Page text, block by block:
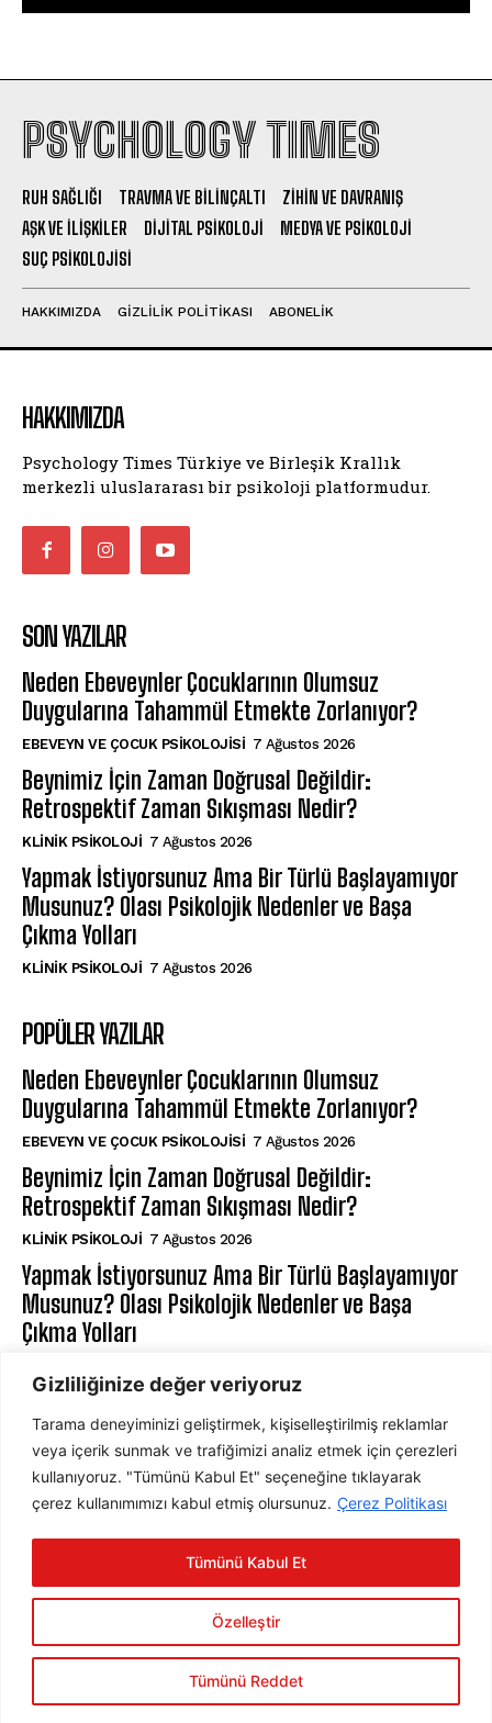
Gizliliğinize değer veriyoruz
Tarama deneyiminizi geliştirmek, kişiselleştirilmiş reklamlar
veya içerik sunmak ve trafiğimizi analiz etmek için çerezleri
kullanıyoruz. "Tümünü Kabul Et" seçeneğine tıklayarak
çerez kullanımımızı kabul etmiş olursunuz. Çerez Politikası
Özelleştir
Tümünü Reddet
Tümünü Kabul Et
PSYCHOLOGY TIMES
RUH SAĞLIĞI TRAVMA VE BILINÇALTI
ZIHIN VE DAVRANIŞ
AŞK VE İLIŞKILER
DIJITAL PSIKOLOJI
MEDYA VE PSIKOLOJI
SUÇ PSIKOLOJISI
HAKKIMIZDA GIZLILIK POLITIKASI ABONELIK
HAKKIMIZDA
Psychology Times Türkiye ve Birleşik Krallık
merkezli uluslararası bir psikoloji platformudur.
SON YAZILAR
Neden Ebeveynler Çocuklarının Olumsuz
Duygularına Tahammül Etmekte Zorlanıyor?
EBEVEYN VE ÇOCUK PSIKOLOJISI 7 Ağustos 2026
Beynimiz İçin Zaman Doğrusal Değildir:
Retrospektif Zaman Sıkışması Nedir?
KLINIK PSIKOLOJI 7 Ağustos 2026
Yapmak İstiyorsunuz Ama Bir Türlü Başlayamıyor
Musunuz? Olası Psikolojik Nedenler ve Başa
Çıkma Yolları
KLINIK PSIKOLOJI 7 Ağustos 2026
POPÜLER YAZILAR
Neden Ebeveynler Çocuklarının Olumsuz
Duygularına Tahammül Etmekte Zorlanıyor?
EBEVEYN VE ÇOCUK PSIKOLOJISI 7 Ağustos 2026
Beynimiz İçin Zaman Doğrusal Değildir:
Retrospektif Zaman Sıkışması Nedir?
KLINIK PSIKOLOJI 7 Ağustos 2026
Yapmak İstiyorsunuz Ama Bir Türlü Başlayamıyor
Musunuz? Olası Psikolojik Nedenler ve Başa
Çıkma Yolları
ABONE OL
ABONE OL
okudum, onaylıyorum.
2025 © Psychology Times Türkiye Tüm hakları saklıdır.